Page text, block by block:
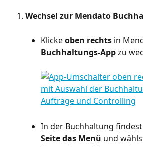
Wechsel zur Mendato
Klicke oben rechts in
Buchhaltungs-App zu
In der Buchhaltung
Seite das Menü und